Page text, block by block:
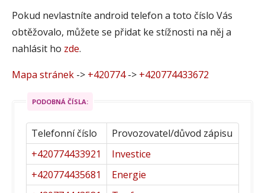
Pokud nevlastníte android telefon a toto číslo Vás
obtěžovalo, můžete se přidat ke stížnosti na něj a
nahlásit ho zde.
Mapa stránek -> +420774-> +420774433672
PODOBNÁ ČÍSLA:
Telefonní číslo
Provozovatel/důvod zápisu
+420774433921
Investice
+420774435681
Energie